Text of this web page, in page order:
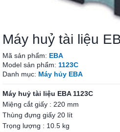
Máy huỷ tài liệu
Mã sản phẩm: EBA
Model sản phẩm: 1123C
Danh mục: Máy hủy EBA
Máy huỷ tài liệu EBA 1123C
Miệng cắt giấy : 220 mm
Thùng đựng giấy 20 lít
Trọng lượng : 10.5 kg